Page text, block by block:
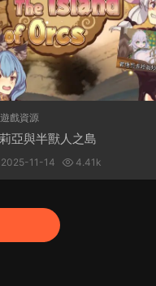
遊戲資源
亞與半獸人之島
2025-11-14 4.41k